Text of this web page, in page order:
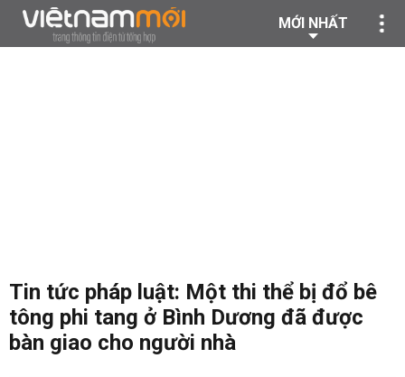
MỚI NHẤT
Tin tức pháp luật: Một thi thể bị đổ bê
tông phi tang ở Bình Dương đã được
bàn giao cho người nhà